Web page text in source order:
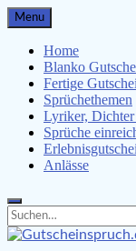
Skip
to
content
Menu
Home
Blanko
Fertige
Sprüchethemen
Lyriker, Dichter
Sprüche
Anlässe
Search
for:
Search